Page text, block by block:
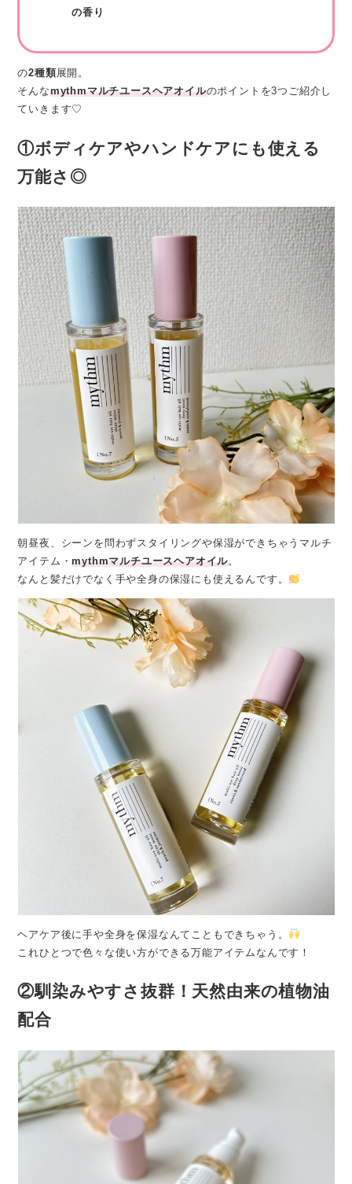
の香り
の2種類展開。
そんなmythmマルチユースヘアオイルのポイントを3つご紹介し
ていきます♡
①ボディケアやハンドケアにも使える
万能さ◎
朝昼夜、シーンを問わずスタイリングや保湿ができちゃうマルチ
アイテム・mythmマルチユースヘアオイル。
なんと髪だけでなく手や全身の保湿にも使えるんです。
ヘアケア後に手や全身を保湿なんてこともできちゃう。
これひとつで色々な使い方ができる万能アイテムなんです！
②馴染みやすさ抜群！ 天然由来の植物油
配合